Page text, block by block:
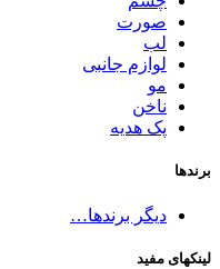
صورت
لب
لوازم جانبی
مو
ناخن
پک هدیه
برندها
دیگر برندها…
لینکهای مفید